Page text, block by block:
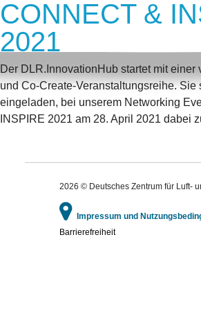
CONNECT &
2021
Der DLR.InnovationHub startet mit einer
und Co-Create-Veranstaltungsreihe. Sie
eingeladen, bei unserem Networking
INSPIRE 2021 am 28. April 2021 dabei
2026 © Deutsches Zentrum für Luft-
Impressum und
Barrierefreiheit